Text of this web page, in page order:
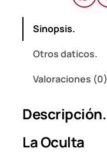
t
r
F
c
Sinopsis.
Otros daticos.
Valoraciones (0)
Descripción.
La Oculta